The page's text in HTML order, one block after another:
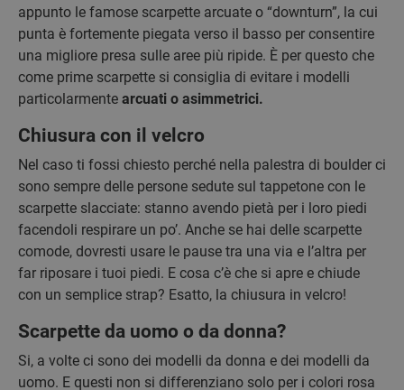
appunto le famose scarpette arcuate o “downturn”, la cui
punta è fortemente piegata verso il basso per consentire
una migliore presa sulle aree più ripide. È per questo che
come prime scarpette si consiglia di evitare i modelli
particolarmente arcuati o asimmetrici.
Chiusura con il velcro
Nel caso ti fossi chiesto perché nella palestra di boulder ci
sono sempre delle persone sedute sul tappetone con le
scarpette slacciate: stanno avendo pietà per i loro piedi
facendoli respirare un po’. Anche se hai delle scarpette
comode, dovresti usare le pause tra una via e l’altra per
far riposare i tuoi piedi. E cosa c’è che si apre e chiude
con un semplice strap? Esatto, la chiusura in velcro!
Scarpette da uomo o da donna?
Si, a volte ci sono dei modelli da donna e dei modelli da
uomo. E questi non si differenziano solo per i colori rosa